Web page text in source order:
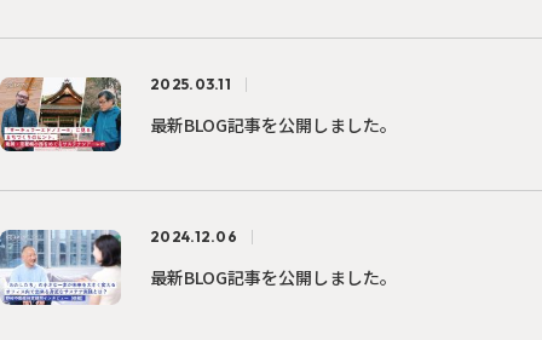
2025.03.11
最新BLOG記事を公開しました。
2024.12.06
最新BLOG記事を公開しました。